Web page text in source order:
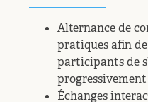
Alternance de
pratiques afin
participants de
Échanges